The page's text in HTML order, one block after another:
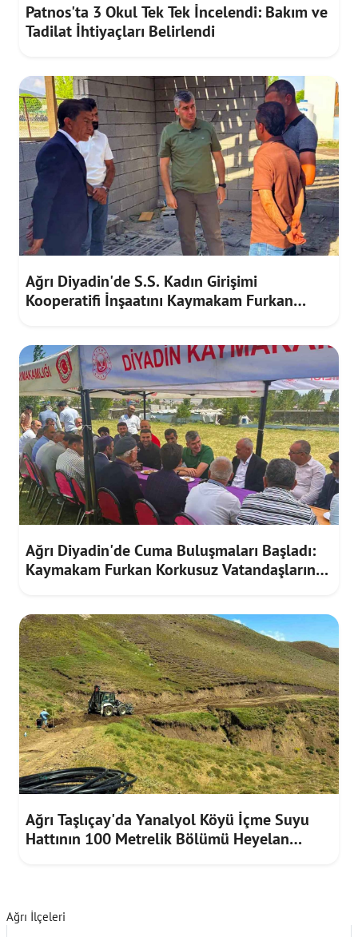
Patnos'ta 3 Okul Tek Tek İncelendi: Bakım ve
Tadilat İhtiyaçları Belirlendi
Ağrı Diyadin'de S.S. Kadın Girişimi
Kooperatifi İnşaatını Kaymakam Furkan
Ağrı Diyadin'de Cuma Buluşmaları Başladı:
Kaymakam Furkan Korkusuz Vatandaşların
Ağrı Taşlıçay'da Yanalyol Köyü İçme Suyu
Hattının 100 Metrelik Bölümü Heyelan
Ağrı İlçeleri